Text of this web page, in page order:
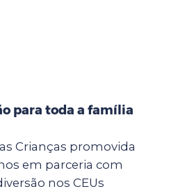
para toda a família
Crianças promovida
em parceria com
nos CEUs